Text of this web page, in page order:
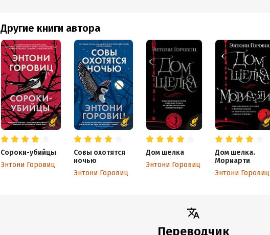
Другие книги автора
Сороки-убийцы
Энтони Горовиц
Совы охотятся
ночью
Энтони Горовиц
Дом шелка
Энтони Горовиц
Дом шелка.
Мориарти
Энтони Горовиц
Переводчик